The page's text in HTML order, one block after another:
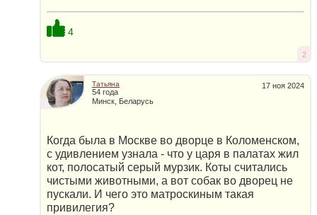
4
2
17 ноя 2024
Татьяна
54 года
Минск, Беларусь
Когда была в Москве во дворце в Коломенском,
с удивлением узнала - что у царя в палатах жил
кот, полосатый серый мурзик. Коты считались
чистыми животными, а вот собак во дворец не
пускали. И чего это матроскиным такая
привилегия?